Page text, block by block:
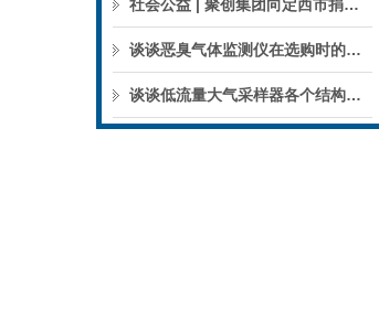
社会公益 | 聚创集团向定西市捐赠检验检测仪器设备
谈谈恶臭气体监测仪在选购时的建议和指南
谈谈低流量大气采样器各个结构的特点